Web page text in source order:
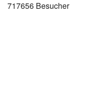
717656 Besucher